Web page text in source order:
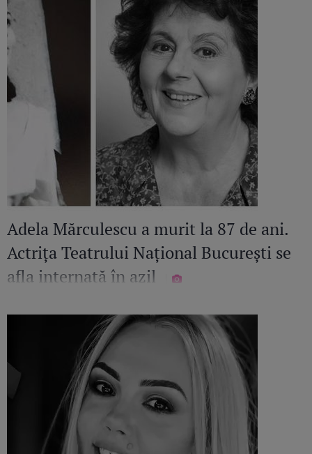
Adela Mărculescu a murit la 87 de ani.
Actrița Teatrului Național București se
afla internată în azil